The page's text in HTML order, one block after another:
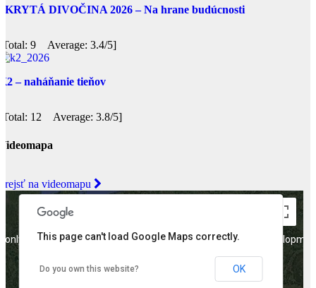
DIVOČINA 2026 – Na hrane budúcnosti
9 Average: 3.4/5]
– naháňanie tieňov
12 Average: 3.8/5]
na videomapu
For
For development purposes only
This page can't load Google Maps correctly.
Do you own this website? OK